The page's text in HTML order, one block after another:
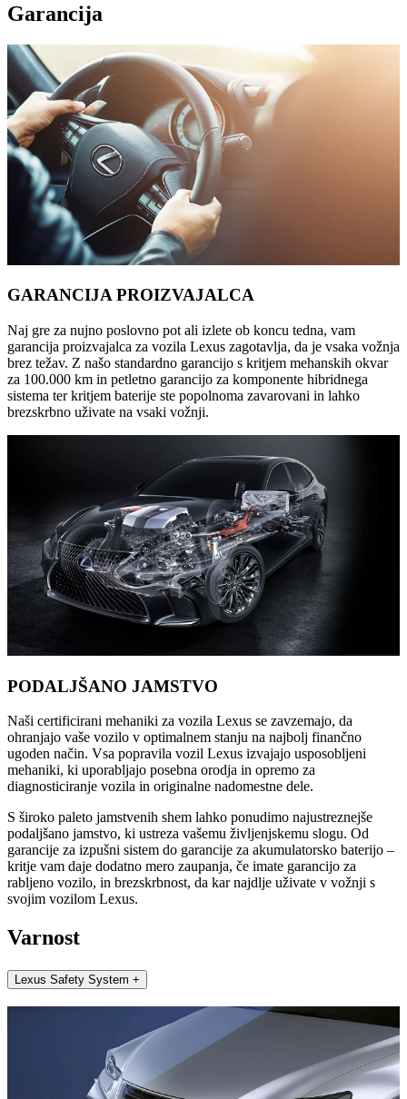
Garancija
GARANCIJA PROIZVAJALCA
Naj gre za nujno poslovno pot ali izlete ob koncu tedna, vam
garancija proizvajalca za vozila Lexus zagotavlja, da je vsaka vožnja
brez težav. Z našo standardno garancijo s kritjem mehanskih okvar
za 100.000 km in petletno garancijo za komponente hibridnega
sistema ter kritjem baterije ste popolnoma zavarovani in lahko
brezskrbno uživate na vsaki vožnji.
PODALJŠANO JAMSTVO
Naši certificirani mehaniki za vozila Lexus se zavzemajo, da
ohranjajo vaše vozilo v optimalnem stanju na najbolj finančno
ugoden način. Vsa popravila vozil Lexus izvajajo usposobljeni
mehaniki, ki uporabljajo posebna orodja in opremo za
diagnosticiranje vozila in originalne nadomestne dele.
S široko paleto jamstvenih shem lahko ponudimo najustreznejše
podaljšano jamstvo, ki ustreza vašemu življenjskemu slogu. Od
garancije za izpušni sistem do garancije za akumulatorsko baterijo –
kritje vam daje dodatno mero zaupanja, če imate garancijo za
rabljeno vozilo, in brezskrbnost, da kar najdlje uživate v vožnji s
svojim vozilom Lexus.
Varnost
Lexus Safety System +